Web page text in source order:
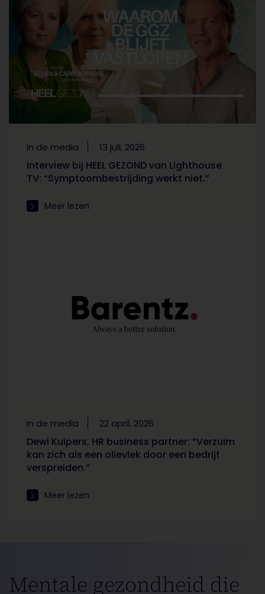
In de media 13 juli, 2026
Interview bij HEEL GEZOND van Lighthouse
TV: “Symptoombestrijding werkt niet.”
Meer lezen
In de media 22 april, 2026
Dewi Kuipers, HR business partner: “Verzuim
kan zich als een olievlek door een bedrijf
verspreiden.”
Meer lezen
Mentale gezondheid die